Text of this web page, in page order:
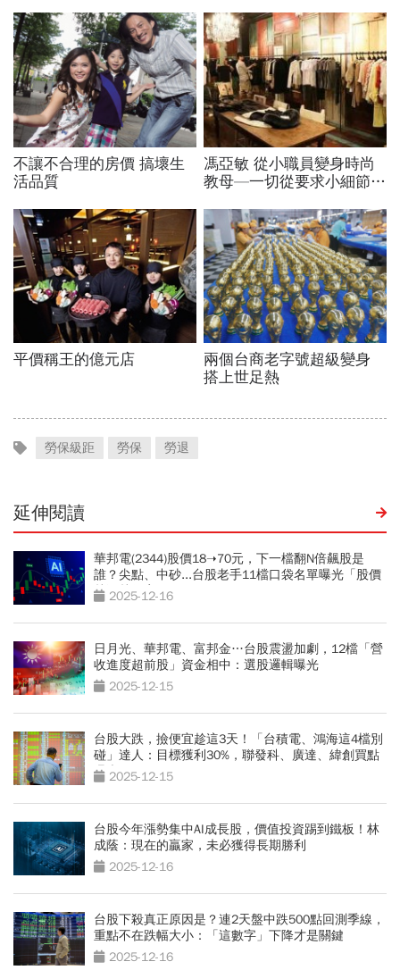
勞保級距 勞保 勞退
延伸閱讀
華邦電(2344)股價18➝70元，下一檔翻N倍飆股是
誰？尖點、中砂...台股老手11檔口袋名單曝光「股價
越漲越便宜」
2025-12-16
日月光、華邦電、富邦金…台股震盪加劇，12檔「營
收進度超前股」資金相中：選股邏輯曝光
2025-12-15
台股大跌，撿便宜趁這3天！「台積電、鴻海這4檔別
碰」達人：目標獲利30%，聯發科、廣達、緯創買點
曝光2025-12-15
台股今年漲勢集中AI成長股，價值投資踢到鐵板！林
成蔭：現在的贏家，未必獲得長期勝利
2025-12-16
台股下殺真正原因是？連2天盤中跌500點回測季線，
重點不在跌幅大小：「這數字」下降才是關鍵
2025-12-16